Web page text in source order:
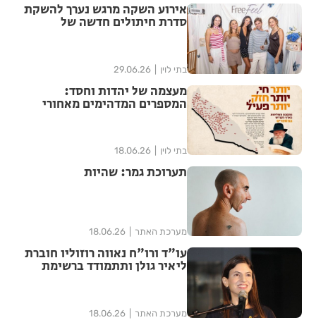
אירוע השקה מרגש נערך להשקת
סדרת חיתולים חדשה של
בתי לוין 29.06.26
מעצמה של יהדות וחסד:
המספרים המדהימים מאחורי
בתי לוין 18.06.26
תערוכת גמר: שהיות
מערכת האתר 18.06.26
עו"ד ורו"ח נאווה רוזוליו חוברת
ליאיר גולן ותתמודד ברשימת
מערכת האתר 18.06.26